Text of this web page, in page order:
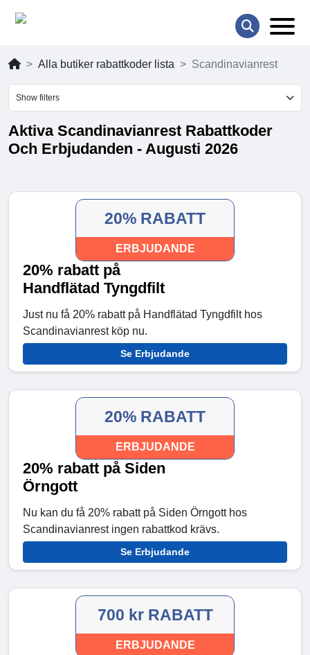
Alla butiker rabattkoder lista Scandinavianrest
Show filters
Aktiva Scandinavianrest Rabattkoder
Och Erbjudanden - Augusti 2026
20% RABATT
ERBJUDANDE
20% rabatt på
Handflätad Tyngdfilt
Just nu få 20% rabatt på Handflätad Tyngdfilt hos
Scandinavianrest köp nu.
Se Erbjudande
20% RABATT
ERBJUDANDE
20% rabatt på Siden
Örngott
Nu kan du få 20% rabatt på Siden Örngott hos
Scandinavianrest ingen rabattkod krävs.
Se Erbjudande
700 kr RABATT
ERBJUDANDE